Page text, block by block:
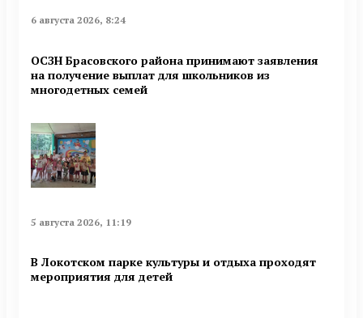
6 августа 2026, 8:24
ОСЗН Брасовского района принимают заявления
на получение выплат для школьников из
многодетных семей
5 августа 2026, 11:19
В Локотском парке культуры и отдыха проходят
мероприятия для детей